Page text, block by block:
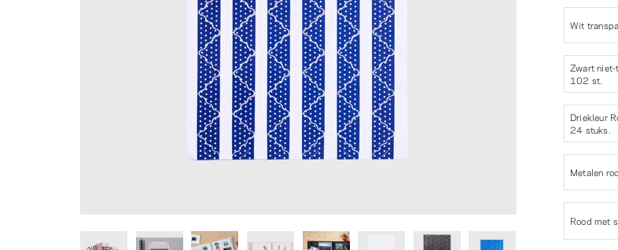
Wit
Zwart niet-
102 st.
Driekleur
24 stuks.
Metalen
Rood met